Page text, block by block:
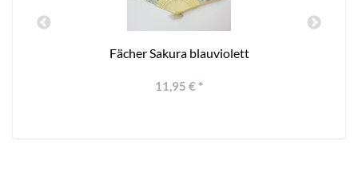
Fächer Sakura blauviolett
11,95 € *